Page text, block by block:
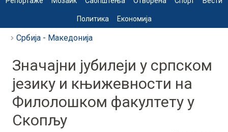
Политика Економија
Србија - Македонија
Значајни јубилеји у српском
језику и књижевности на
Филолошком факултету у
Скопљу